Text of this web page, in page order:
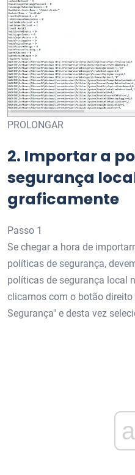
PROLONGAR
2. Importar a
segurança
graficamente
Passo 1
Se chegar a hora de
políticas de segurança,
políticas de segurança local
clicamos com o botão direito
Segurança" e desta vez